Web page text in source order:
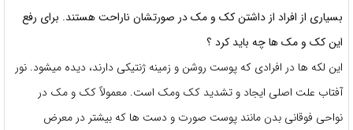
بسیاری از افراد از داشتن کک و مک در صورتشان ناراحت هستند. برای رفع
این کک و مک ها چه باید کرد ؟
این لکه ها در افرادی که پوست روشن و زمینه ژنتیکی دارند، دیده میشود. نور
آفتاب علت اصلی ایجاد و تشدید کک ومک است. معمولاً کک و مک در
نواحی فوقانی بدن مانند پوست صورت و دست ها که بیشتر در معرض